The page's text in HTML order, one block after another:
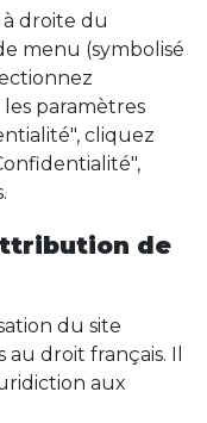
droite du
menu (symbolisé
paramètres
cliquez
de
du site
au droit français. Il
aux